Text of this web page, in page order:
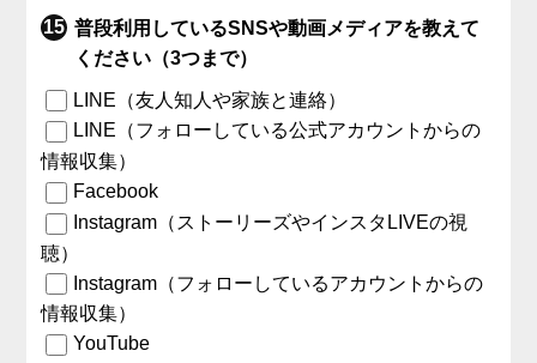
普段利用しているSNSや動画メディアを教えて
ください（3つまで）
LINE（友人知人や家族と連絡）
LINE（フォローしている公式アカウントからの
情報収集）
Facebook
Instagram（ストーリーズやインスタLIVEの視
聴）
Instagram（フォローしているアカウントからの
情報収集）
YouTube